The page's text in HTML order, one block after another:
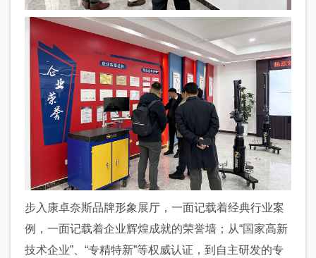
步入康卓奈斯品牌形象展厅，一面记载着经典行业案
例，一面记载着企业辉煌成就的荣誉墙；从“国家高新
技术企业”、“专精特新”等权威认证，到自主研发的专